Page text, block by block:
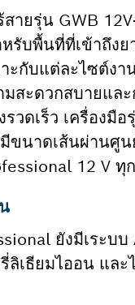
สายรุ่น GWB
รับพื้นที่ที่เข้าถึง
ะกับแต่ละไซต์ง
สะดวกสบายแล
รวดเร็ว เครื่อง
นาดเส้นผ่านศูน
12 V
ยังมีเระ
เธียมไออน และ